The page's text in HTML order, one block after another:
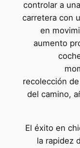
controlar a
carretera con
en
aumento
recolección
del camino,
El éxito en
la rapidez